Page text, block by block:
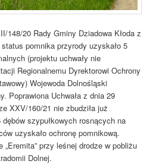
148/20 Rady Gminy Dziadowa Kłoda z
pomnika przyrody uzyskało 5
(projektu uchwały nie
Regionalnemu Dyrektorowi Ochrony
Wojewoda Dolnośląski
Poprawiona Uchwała z dnia 29
XXV/160/21 nie zbudziła już
szypułkowych rosnących na
uzyskało ochronę pomnikową.
przy leśnej drodze w pobliżu
Dolnej.